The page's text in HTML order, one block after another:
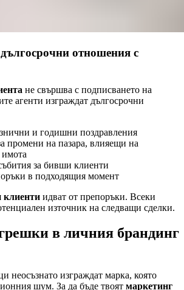
отношения с
не свършва с подписването на
агенти изграждат дългосрочни
и годишни поздравления
промени на пазара, влияещи на
имота
за бивши клиенти
в подходящия момент
клиенти идват от препоръки. Всеки
източник на следващи сделки.
в личния брандинг
неосъзнато изграждат марка, която
шум. За да бъде твоят маркетинг